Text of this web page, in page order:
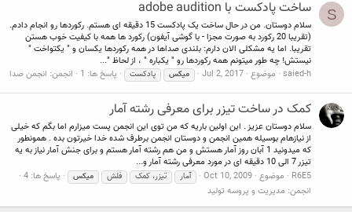
S ساخت پادکست با adobe audition
سلام دوستان. من در حال ساخت یک پادکست 15 دقیقه ای هستم. رکوردها رو انجام دادم.
(تقریبا 20 رکورد به صورت مجزا - با گوشی آیفون) رکورد ها همه با کیفیت خوب هستن
تقریبا. اما یه مشکلی الان دارم: بلندی صداها در همه رکوردها یکسان و " یکتواخت "
نیستش! چه طور میتونم همه رکوردها رو " یکباره " ، از لحاظ "...
saied-h موضوع Jul 2, 2017 میکس پادکست پاسخ ها: 1 انجمن: انجمن صدا
کمک در ساخت تیزر برای معرفی رشته آمار
سلام دوستان عزیز . این اولین باریه که من توی این انجمن پست میزارم اما بگم که خیلی
از نیازهام بوسیله همین انجمن و دوستان انجمن برطرف شده خدا خیرتون بده . همونطور
که میدونید 1 آبان روز آمار هستش و من هم رشته آمار هستم و برای جنش آمار نیاز به یه
تیزر 7 الی 10 دقیقه ای در مورد معرفی رشته آمار و...
R6E5
موضوع Oct 10, 2009 آمار تیزر، کمک فلش میکس
پاسخ ها: 4
انجمن: مدیریت و پروسه تولید